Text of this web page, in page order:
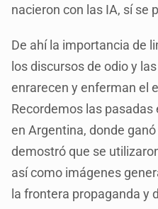
nacieron con las IA, sí se
De ahí la importancia de
los discursos de odio y
enrarecen y enferman el
Recordemos las
en Argentina, donde
demostró que se
así como imágenes
la frontera propaganda y